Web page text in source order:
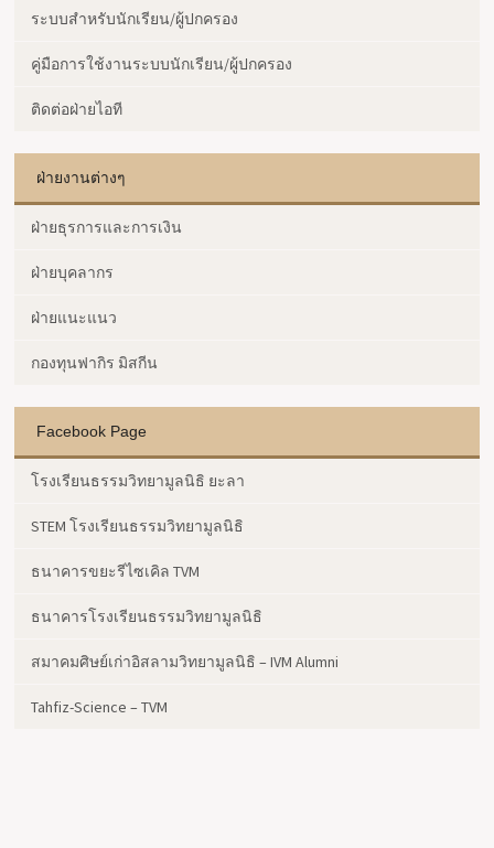
ระบบสำหรับนักเรียน/ผู้ปกครอง
คู่มือการใช้งานระบบนักเรียน/ผู้ปกครอง
ติดต่อฝ่ายไอที
ฝ่ายงานต่างๆ
ฝ่ายธุรการและการเงิน
ฝ่ายบุคลากร
ฝ่ายแนะแนว
กองทุนฟากิร มิสกีน
Facebook Page
โรงเรียนธรรมวิทยามูลนิธิ ยะลา
STEM โรงเรียนธรรมวิทยามูลนิธิ
ธนาคารขยะรีไซเคิล TVM
ธนาคารโรงเรียนธรรมวิทยามูลนิธิ
สมาคมศิษย์เก่าอิสลามวิทยามูลนิธิ – IVM Alumni
Tahfiz-Science – TVM